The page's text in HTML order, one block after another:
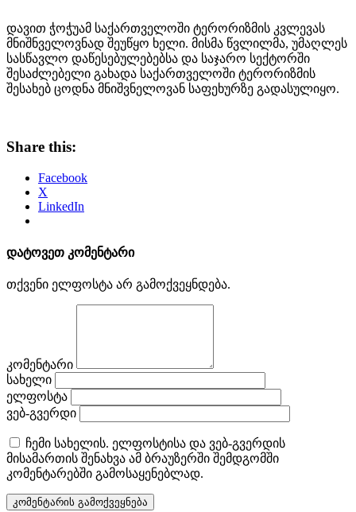
დავით ჭოჭუამ საქართველოში ტერორიზმის კვლევას
მნიშნველოვნად შეუწყო ხელი. მისმა წვლილმა, უმაღლეს
სასწავლო დაწესებულებებსა და საჯარო სექტორში
შესაძლებელი გახადა საქართველოში ტერორიზმის
შესახებ ცოდნა მნიშვნელოვან საფეხურზე გადასულიყო.
Share this:
Facebook
X
LinkedIn
დატოვეთ კომენტარი
თქვენი ელფოსტა არ გამოქვეყნდება.
კომენტარი
სახელი
ელფოსტა
ვებ-გვერდი
ჩემი სახელის. ელფოსტისა და ვებ-გვერდის
მისამართის შენახვა ამ ბრაუზერში შემდგომში
კომენტარებში გამოსაყენებლად.